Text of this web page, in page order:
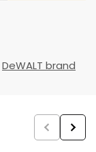
DeWALT brand